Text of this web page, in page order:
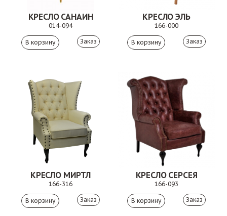
КРЕСЛО САНАИН
014-094
Заказ
КРЕСЛО ЭЛЬ
166-000
Заказ
КРЕСЛО МИРТЛ
166-316
Заказ
КРЕСЛО СЕРСЕЯ
166-093
Заказ